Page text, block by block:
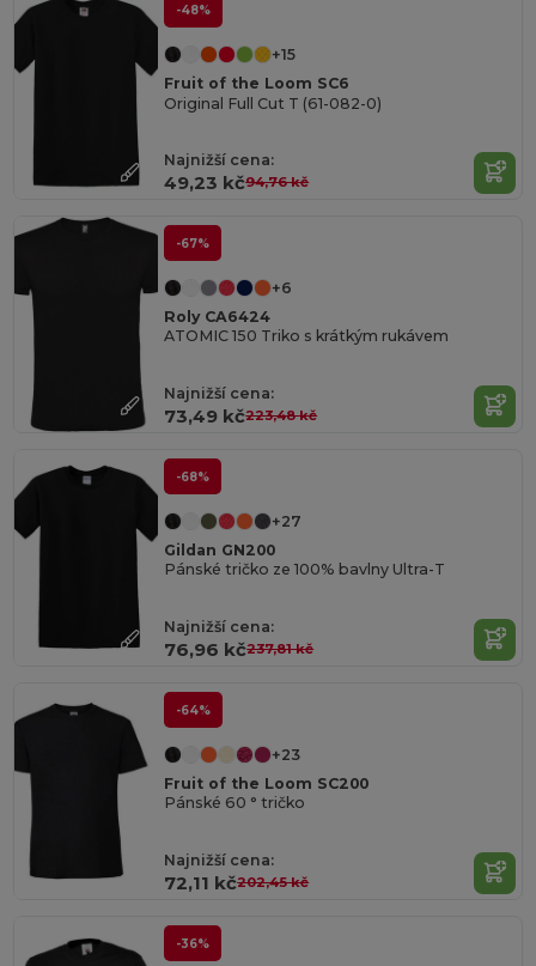
-48%
+15
Fruit of the Loom SC6
Original Full Cut T (61-082-0)
Najnižší cena:
49,23 kč94,76 kč
-67%
+6
Roly CA6424
ATOMIC 150 Triko s krátkým rukávem
Najnižší cena:
73,49 kč223,48 kč
-68%
+27
Gildan GN200
Pánské tričko ze 100% bavlny Ultra-T
Najnižší cena:
76,96 kč237,81 kč
-64%
+23
Fruit of the Loom SC200
Pánské 60 ° tričko
Najnižší cena:
72,11 kč202,45 kč
-36%